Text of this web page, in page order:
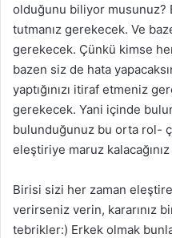
olduğunu biliyor musunuz?
tutmanız gerekecek. Ve
gerekecek. Çünkü kimse
bazen siz de hata
yaptığınızı itiraf etmeniz
gerekecek. Yani içinde
bulunduğunuz bu orta rol-
eleştiriye maruz
Birisi sizi her zaman
verirseniz verin, kararınız
tebrikler:) Erkek olmak